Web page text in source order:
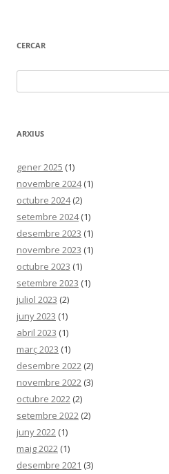
CERCAR
ARXIUS
gener 2025 (1)
novembre 2024(1)
octubre 2024(2)
setembre 2024(1)
desembre 2023 (1)
novembre 2023 (1)
octubre 2023 (1)
setembre 2023 (1)
juliol 2023 (2)
juny 2023 (1)
abril 2023 (1)
març 2023 (1)
desembre 2022 (2)
novembre 2022 (3)
octubre 2022 (2)
setembre 2022 (2)
juny 2022 (1)
maig 2022 (1)
desembre 2021 (3)